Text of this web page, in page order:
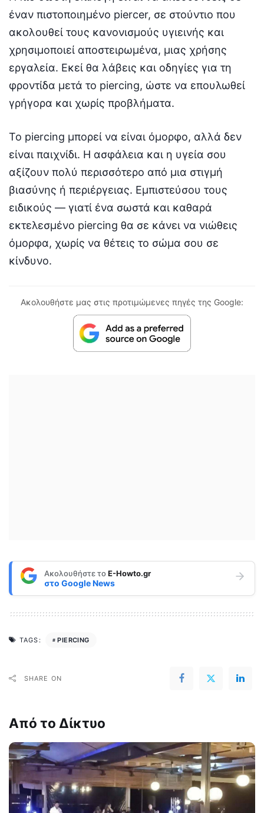
έναν πιστοποιημένο piercer, σε στούντιο που
ακολουθεί τους κανονισμούς υγιεινής και
χρησιμοποιεί αποστειρωμένα, μιας χρήσης
εργαλεία. Εκεί θα λάβεις και οδηγίες για τη
φροντίδα μετά το piercing, ώστε να επουλωθεί
γρήγορα και χωρίς προβλήματα.
Το piercing μπορεί να είναι όμορφο, αλλά δεν
είναι παιχνίδι. Η ασφάλεια και η υγεία σου
αξίζουν πολύ περισσότερο από μια στιγμή
βιασύνης ή περιέργειας. Εμπιστεύσου τους
ειδικούς — γιατί ένα σωστά και καθαρά
εκτελεσμένο piercing θα σε κάνει να νιώθεις
όμορφα, χωρίς να θέτεις το σώμα σου σε
κίνδυνο.
Ακολουθήστε μας στις προτιμώμενες πηγές της Google:
Ακολουθήστε τοE-Howto.gr
στο Google News
TAGS: PIERCING
SHARE ON
Από το Δίκτυο